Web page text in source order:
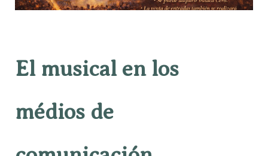
El musical en los
médios de